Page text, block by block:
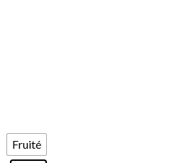
Fruité